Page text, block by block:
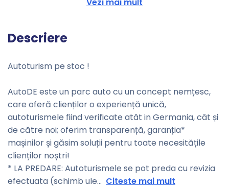
Vezi mai mult
Descriere
Autoturism pe stoc !
AutoDE este un parc auto cu un concept nemțesc,
care oferă clienților o experiență unică,
autoturismele fiind verificate atât in Germania, cât și
de către noi; oferim transparență, garanția*
mașinilor și găsim soluții pentru toate necesitățile
clienților noștri!
* LA PREDARE: Autoturismele se pot preda cu revizia
efectuata (schimb ule... Citeste mai mult